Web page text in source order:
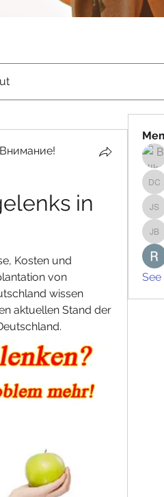
Внимание!
in
Kosten und
von
wissen
aktuellen Stand der
See